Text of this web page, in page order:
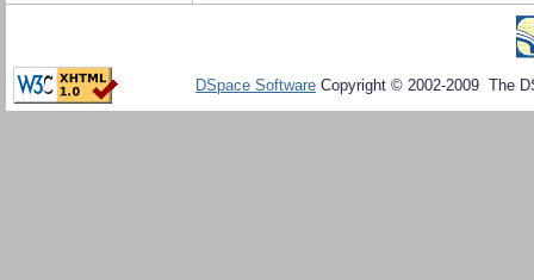
DSpace Software Copyright © 2002-2009 The